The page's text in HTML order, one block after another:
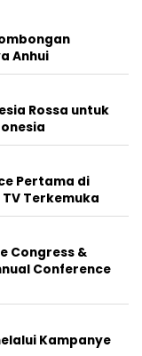
Anhui
Rossa untuk
Pertama di
Terkemuka
Congress &
Conference
Kampanye